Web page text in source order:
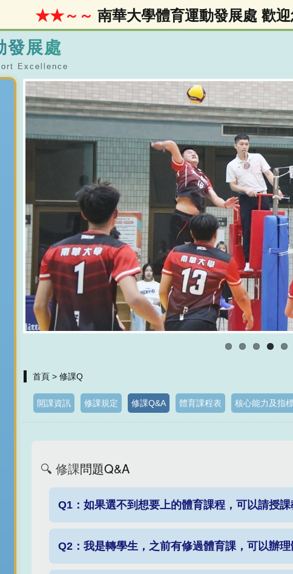
發展處
首頁 > 修課Q
開課資訊 修課規定 修課Q&A 體育課程表 核心能力及指
🔍 修課問題Q&A
Q1：如果選不到想要上的體育課程，可以請授課
Q2：我是轉學生，之前有修過體育課，可以辦理
★★～～南華大學體育運動發展處 歡迎